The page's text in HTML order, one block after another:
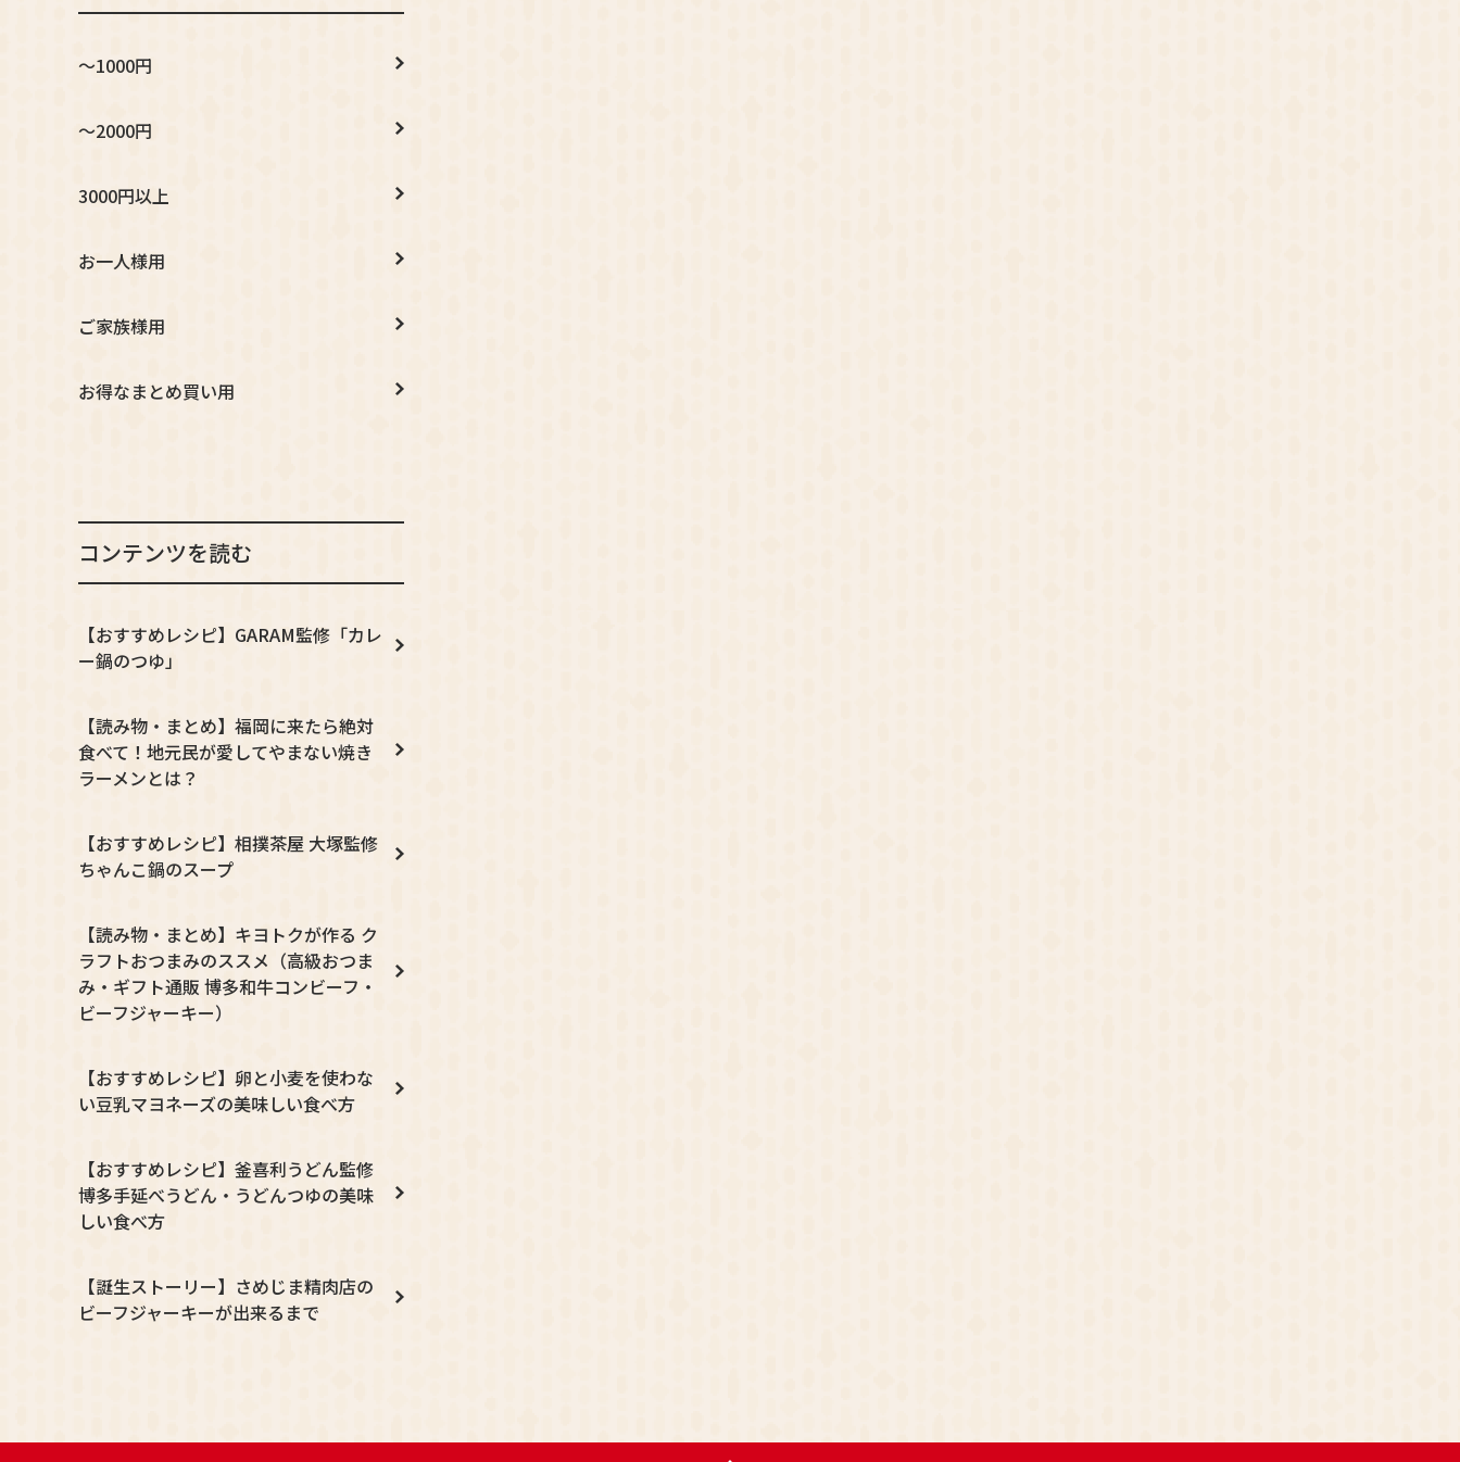
～1000円
～2000円
3000円以上
お一人様用
ご家族様用
お得なまとめ買い用
コンテンツを読む
【おすすめレシピ】GARAM監修「カレ
ー鍋のつゆ」
【読み物・まとめ】福岡に来たら絶対
食べて！地元民が愛してやまない焼き
ラーメンとは？
【おすすめレシピ】相撲茶屋 大塚監修
ちゃんこ鍋のスープ
【読み物・まとめ】キヨトクが作る ク
ラフトおつまみのススメ（高級おつま
み・ギフト通販 博多和牛コンビーフ・
ビーフジャーキー）
【おすすめレシピ】卵と小麦を使わな
い豆乳マヨネーズの美味しい食べ方
【おすすめレシピ】釜喜利うどん監修
博多手延べうどん・うどんつゆの美味
しい食べ方
【誕生ストーリー】さめじま精肉店の
ビーフジャーキーが出来るまで